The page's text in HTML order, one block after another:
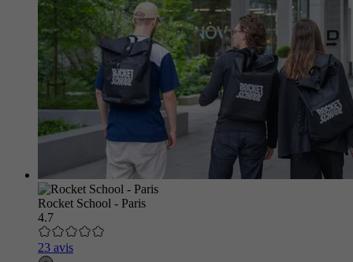
Rocket School - Paris
4.7
23 avis